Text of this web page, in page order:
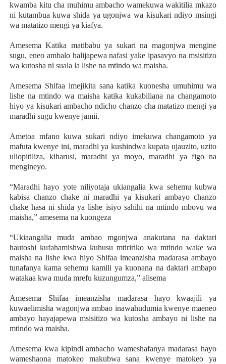
kwamba kitu cha muhimu ambacho wamekuwa wakitilia mkazo
ni kutambua kuwa shida ya ugonjwa wa kisukari ndiyo msingi
wa matatizo mengi ya kiafya.
Amesema Katika matibabu ya sukari na magonjwa mengine
sugu, eneo ambalo halijapewa nafasi yake ipasavyo na msisitizo
wa kutosha ni suala la lishe na mtindo wa maisha.
Amesema Shifaa imejikita sana katika kuonesha umuhimu wa
lishe na mtindo wa maisha katika kukabiliana na changamoto
hiyo ya kisukari ambacho ndicho chanzo cha matatizo mengi ya
maradhi sugu kwenye jamii.
Ametoa mfano kuwa sukari ndiyo imekuwa changamoto ya
mafuta kwenye ini, maradhi ya kushindwa kupata ujauzito, uzito
uliopitiliza, kiharusi, maradhi ya moyo, maradhi ya figo na
mengineyo.
“Maradhi hayo yote niliyotaja ukiangalia kwa sehemu kubwa
kabisa chanzo chake ni maradhi ya kisukari ambayo chanzo
chake hasa ni shida ya lishe isiyo sahihi na mtindo mbovu wa
maisha,” amesema na kuongeza
“Ukiaangalia muda ambao mgonjwa anakutana na daktari
hautoshi kufahamishwa kuhusu mtiririko wa mtindo wake wa
maisha na lishe kwa hiyo Shifaa imeanzisha madarasa ambayo
tunafanya kama sehemu kamili ya kuonana na daktari ambapo
watakaa kwa muda mrefu kuzungumza,” alisema
Amesema Shifaa imeanzisha madarasa hayo kwaajili ya
kuwaelimisha wagonjwa ambao inawahudumia kwenye maeneo
ambayo hayajapewa msisitizo wa kutosha ambayo ni lishe na
mtindo wa maisha.
Amesema kwa kipindi ambacho wameshafanya madarasa hayo
wameshaona matokeo makubwa sana kwenye matokeo ya